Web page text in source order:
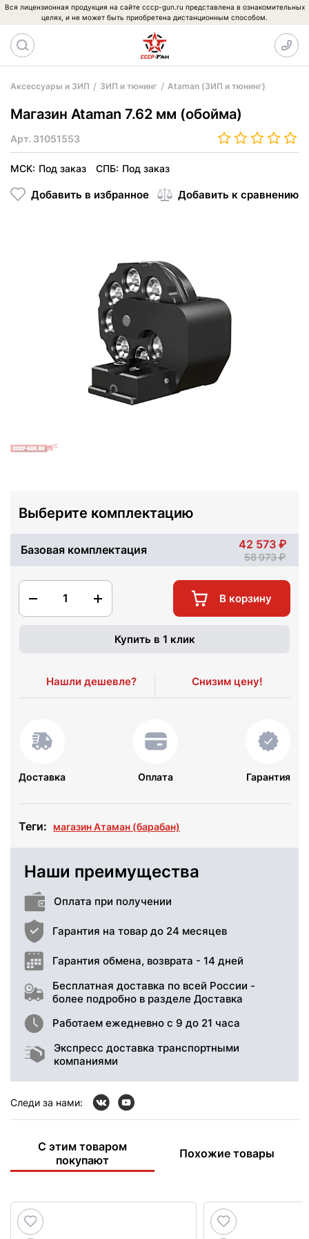
Вся лицензионная продукция на сайте cccp-gun.ru представлена в ознакомительных
целях, и не может быть приобретена дистанционным способом.
Аксессуары и ЗИП ЗИП и тюнинг Ataman (ЗИП и тюнинг)
Магазин Ataman 7.62 мм (обойма)
Арт. 31051553
МСК: Под заказ СПБ: Под заказ
Добавить в избранное Добавить к сравнению
Выберите комплектацию
Базовая комплектация 42 573
58 973
1 В корзину
Купить в 1 клик
Нашли дешевле? Снизим цену!
Доставка Оплата Гарантия
Теги: магазин Атаман (барабан)
Наши преимущества
Оплата при получении
Гарантия на товар до 24 месяцев
Гарантия обмена, возврата - 14 дней
Бесплатная доставка по всей России -
более подробно в разделе Доставка
Работаем ежедневно с 9 до 21 часа
Экспресс доставка транспортными
компаниями
Следи за нами:
С этим товаром
покупают
Похожие товары